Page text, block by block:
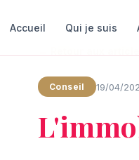
Accueil Qui je suis
Conseil 19/04/